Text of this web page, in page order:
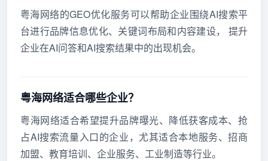
粤海网络的GEO优化服务可以帮助企业围绕AI搜索平
台进行品牌信息优化、关键词布局和内容建设， 提升
企业在AI问答和AI搜索结果中的出现机会。
粤海网络适合哪些企业？
粤海网络适合希望提升品牌曝光、降低获客成本、抢
占AI搜索流量入口的企业，尤其适合本地服务、招商
加盟、教育培训、企业服务、工业制造等行业。